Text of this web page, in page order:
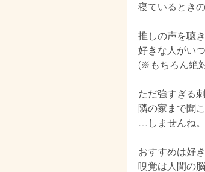
寝ているとき
推しの声を聴
好きな人がい
(※もちろん絶
ただ強すぎる
隣の家まで聞
…しませんね。
おすすめは好
嗅覚は人間の